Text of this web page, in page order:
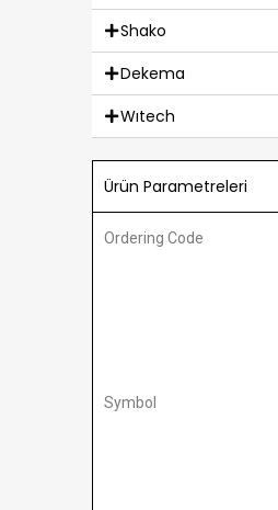
Shako
Dekema
Wıtech
Ürün Parametreleri
Ordering Code
Symbol